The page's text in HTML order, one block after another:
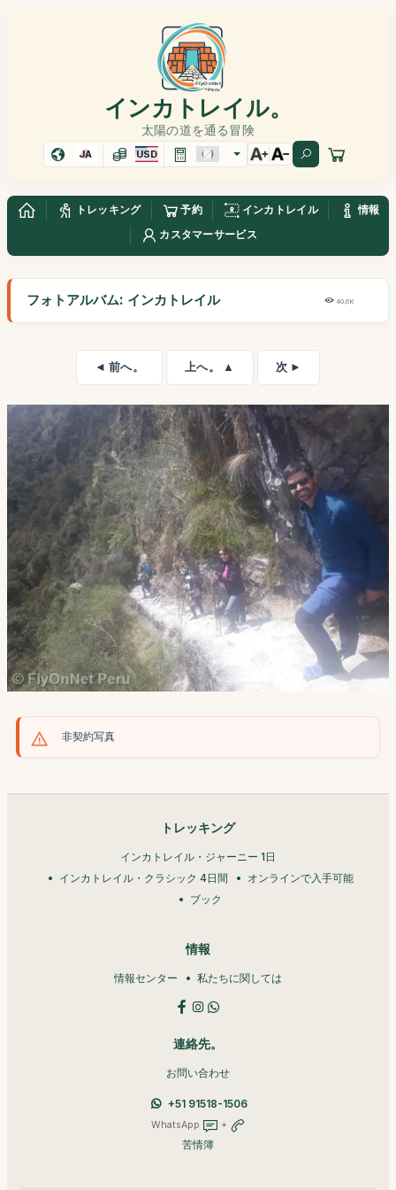
インカトレイル。
太陽の道を通る冒険
JA USD
トレッキング 予約 インカトレイル
情報
カスタマーサービス
フォトアルバム: インカトレイル 40,6K
◄ 前へ。 上へ。 ▲ 次 ►
非契約写真
トレッキング
インカトレイル・ジャーニー 1日
インカトレイル・クラシック 4日間
オンラインで入手可能
ブック
情報
情報センター 私たちに関しては
連絡先。
お問い合わせ
+51 91518-1506
WhatsApp +
苦情簿